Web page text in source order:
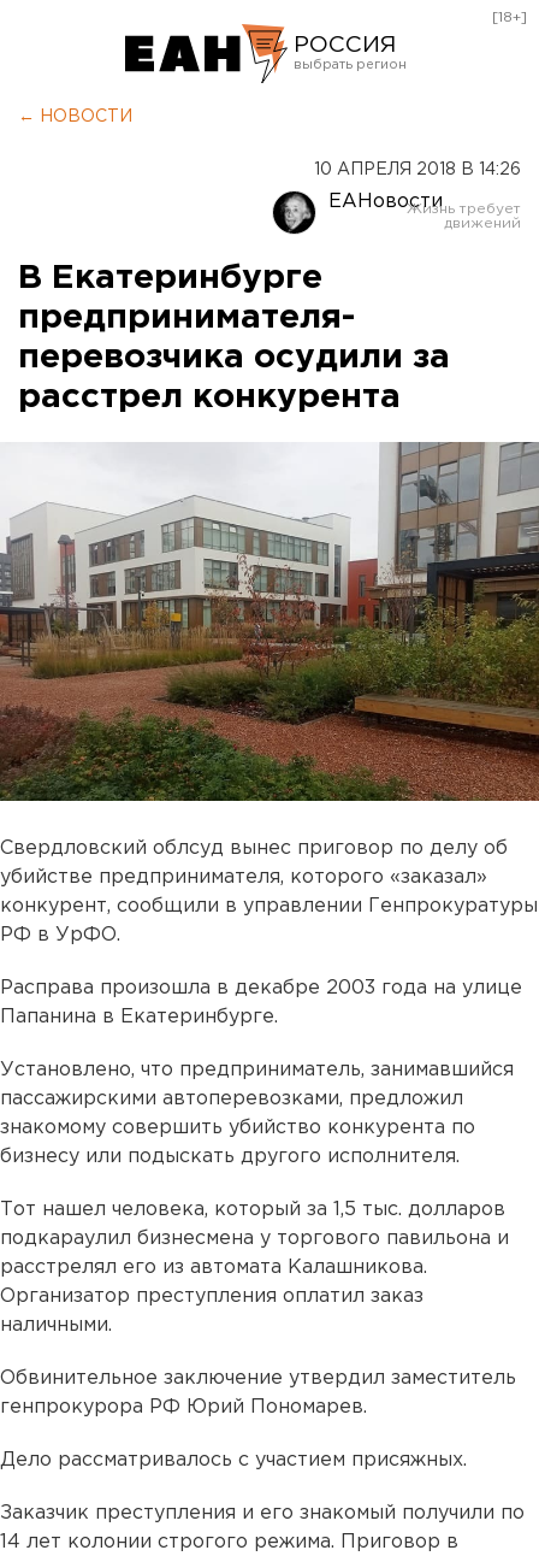
РОССИЯ
Оренбург
[18+]
← НОВОСТИ
10 АПРЕЛЯ 2018 В 14:26
ЕАНовости
В Екатеринбурге
предпринимателя-
перевозчика осудили за
расстрел конкурента
Свердловский облсуд вынес приговор по делу об
убийстве предпринимателя, которого «заказал»
конкурент, сообщили в управлении Генпрокуратуры
РФ в УрФО.
Расправа произошла в декабре 2003 года на улице
Папанина в Екатеринбурге.
Установлено, что предприниматель, занимавшийся
пассажирскими автоперевозками, предложил
знакомому совершить убийство конкурента по
бизнесу или подыскать другого исполнителя.
Тот нашел человека, который за 1,5 тыс. долларов
подкараулил бизнесмена у торгового павильона и
расстрелял его из автомата Калашникова.
Организатор преступления оплатил заказ
наличными.
Обвинительное заключение утвердил заместитель
генпрокурора РФ Юрий Пономарев.
Дело рассматривалось с участием присяжных.
Заказчик преступления и его знакомый получили по
14 лет колонии строгого режима. Приговор в